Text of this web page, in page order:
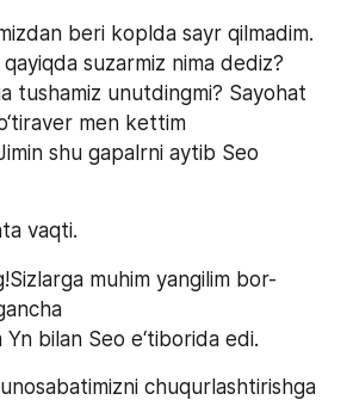
beri koplda sayr qilmadim.
suzarmiz nima dediz?
tushamiz unutdingmi? Sayohat
men kettim
shu gapalrni aytib Seo
vaqti.
muhim yangilim bor-
bilan Seo e‘tiborida edi.
chuqurlashtirishga